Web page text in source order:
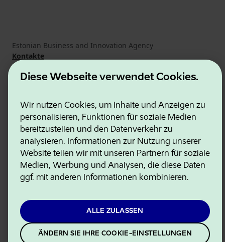
Diese Webseite verwendet Cookies.
Wir nutzen Cookies, um Inhalte und Anzeigen zu
personalisieren, Funktionen für soziale Medien
bereitzustellen und den Datenverkehr zu
analysieren. Informationen zur Nutzung unserer
Website teilen wir mit unseren Partnern für soziale
Medien, Werbung und Analysen, die diese Daten
ggf. mit anderen Informationen kombinieren.
ALLE ZULASSEN
ÄNDERN SIE IHRE COOKIE-EINSTELLUNGEN
Estonian Business and Innovation Agency
Kontakte
Kooperationspartner
Nutzungsbedingungen